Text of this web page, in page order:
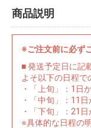
商品説明
※ご注文前に必ず
■ 発送予定日に記
よそ以下の日程で
・「上旬」：1日
・「中旬」：11
・「下旬」：21
※具体的な日程の
イラストレ
ーター
ア